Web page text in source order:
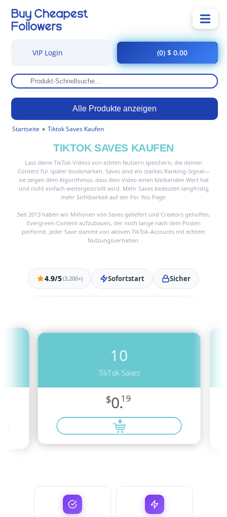
Alle Produkte anzeigen
VIP Login (0) $ 0.00
Startseite Tiktok Saves Kaufen
TIKTOK SAVES KAUFEN
Lass deine TikTok-Videos von echten Nutzern speichern, die deinen
Content für später bookmarken. Saves sind ein starkes Ranking-Signal—
sie zeigen dem Algorithmus, dass dein Video einen bleibenden Wert hat
und nicht einfach weitergescrollt wird. Mehr Saves bedeuten langfristig
mehr Sichtbarkeit auf der For You Page.
Seit 2013 haben wir Millionen von Saves geliefert und Creators geholfen,
Evergreen-Content aufzubauen, der noch lange nach dem Posten
performt. Jeder Save stammt von aktiven TikTok-Accounts mit echtem
Nutzungsverhalten.
4.9/5(3,200+) Sofortstart Sicher
10
TikTok Saves
$0.19